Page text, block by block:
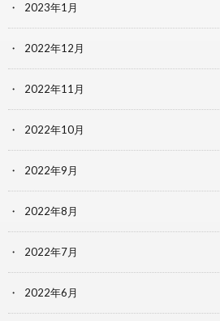
2023年1月
2022年12月
2022年11月
2022年10月
2022年9月
2022年8月
2022年7月
2022年6月